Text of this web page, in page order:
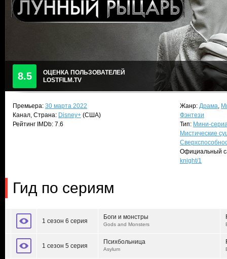
8.5
ОЦЕНКА ПОЛЬЗОВАТЕЛЕЙ
LOSTFILM.TV
Премьера: 30 марта 2022
Канал, Страна: Disney+ (США)
Рейтинг IMDb: 7.6
Жанр: Драма,
Фэнтези
Тип: Мини-
Мистические
Официальный
knight/1
Гид по сериям
1 сезон 6 серия
Боги и монстры
Gods and Monsters
1 сезон 5 серия
Психбольница
Asylum